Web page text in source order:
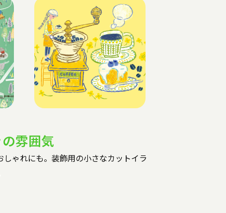
雰囲気
ゃれにも。装飾用の小さなカットイラ